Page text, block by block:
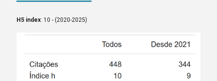
H5 index: 10 - (2020-2025)